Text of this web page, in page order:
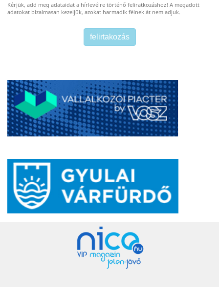
Kérjük, add meg adataidat a hírlevélre történő feliratkozáshoz! A megadott
adatokat bizalmasan kezeljük, azokat harmadik félnek át nem adjuk.